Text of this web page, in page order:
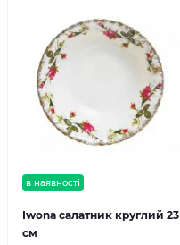
в наявності
Iwona салатник круглий 23
см